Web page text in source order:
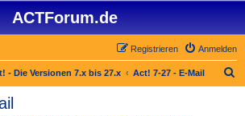
ACTForum.de
Anmelden
Registrieren
- Die Versionen 7.x bis 27.x Act! 7-27 - E-Mail